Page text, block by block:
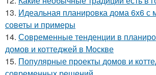
13. Идеальная планировка дома 6х6 с
советы и примеры
14. Современные тенденции в
домов и коттеджей в Москве
15. Популярные проекты домов и